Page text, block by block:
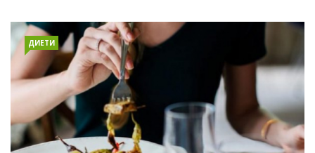
ДИЕТИ